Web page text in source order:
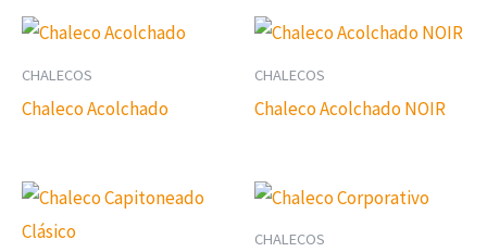
CHALECOS
Chaleco Acolchado
CHALECOS
Chaleco Acolchado NOIR
CHALECOS